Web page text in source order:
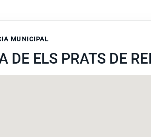
MUNICIPAL
DE ELS PRATS DE REI